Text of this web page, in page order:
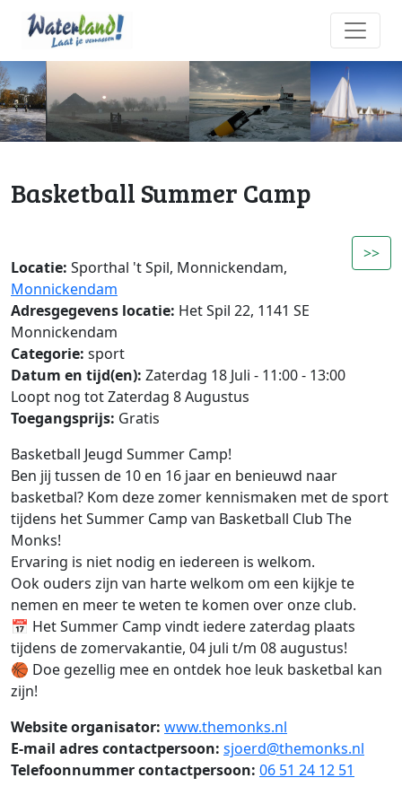
Basketball Summer Camp
>>
Locatie: Sporthal 't Spil, Monnickendam,
Monnickendam
Adresgegevens locatie: Het Spil 22, 1141 SE
Monnickendam
Categorie: sport
Datum en tijd(en): Zaterdag 18 Juli - 11:00 - 13:00
Loopt nog tot Zaterdag 8 Augustus
Toegangsprijs: Gratis
Basketball Jeugd Summer Camp!
Ben jij tussen de 10 en 16 jaar en benieuwd naar
basketbal? Kom deze zomer kennismaken met de sport
tijdens het Summer Camp van Basketball Club The
Monks!
Ervaring is niet nodig en iedereen is welkom.
Ook ouders zijn van harte welkom om een kijkje te
nemen en meer te weten te komen over onze club.
📅 Het Summer Camp vindt iedere zaterdag plaats
tijdens de zomervakantie, 04 juli t/m 08 augustus!
🏀 Doe gezellig mee en ontdek hoe leuk basketbal kan
zijn!
Website organisator: www.themonks.nl
E-mail adres contactpersoon: sjoerd@themonks.nl
Telefoonnummer contactpersoon: 06 51 24 12 51